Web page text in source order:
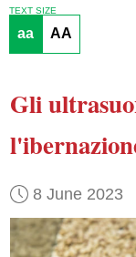
TEXT SIZE
aa AA
Gli
8 June 2023